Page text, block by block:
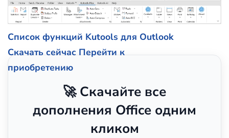
Список функций Kutools для Outlook
Скачать сейчас Перейти к
приобретению
🚀 Скачайте все
дополнения Office одним
кликом